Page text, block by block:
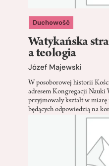
Duchowość
Watykańska
a teologia
Józef Majewski
W posoborowej historii
adresem Kongregacji
przyjmowały kształt w
będących odpowiedzią na